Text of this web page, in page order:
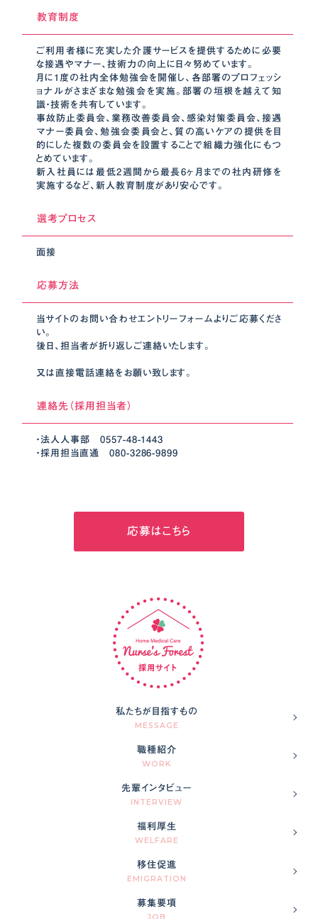
教育制度
ご利用者様に充実した介護サービスを提供するために必要
な接遇やマナー、技術力の向上に日々努めています。
月に1度の社内全体勉強会を開催し、各部署のプロフェッシ
ョナルがさまざまな勉強会を実施。部署の垣根を越えて知
識・技術を共有しています。
事故防止委員会、業務改善委員会、感染対策委員会、接遇
マナー委員会、勉強会委員会と、質の高いケアの提供を目
的にした複数の委員会を設置することで組織力強化にもつ
とめています。
新入社員には最低2週間から最長6ヶ月までの社内研修を
実施するなど、新人教育制度があり安心です。
選考プロセス
面接
応募方法
当サイトのお問い合わせエントリーフォームよりご応募くださ
い。
後日、担当者が折り返しご連絡いたします。
又は直接電話連絡をお願い致します。
連絡先（採用担当者）
・法人人事部 0557-48-1443
・採用担当直通 080-3286-9899
応募はこちら
私たちが目指すもの
MESSAGE
職種紹介
WORK
先輩インタビュー
INTERVIEW
福利厚生
WELFARE
移住促進
EMIGRATION
募集要項